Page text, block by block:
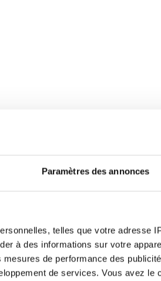
Paramètres des annonces
telles que votre adresse
à des informations sur votre
de performance des
de services. Vous avez le
a tous en musique !!!!